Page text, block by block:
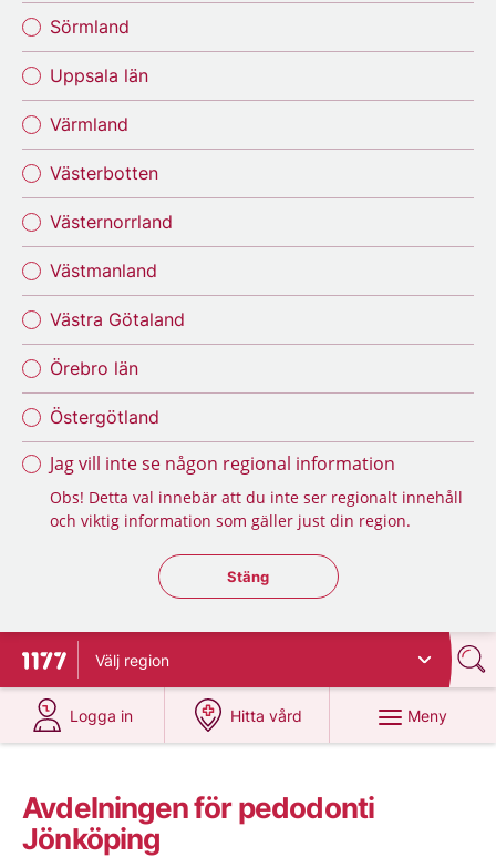
Sörmland
Uppsala län
Värmland
Västerbotten
Västernorrland
Västmanland
Västra Götaland
Örebro län
Östergötland
Jag vill inte se någon regional information
Obs! Detta val innebär att du inte ser regionalt innehåll
och viktig information som gäller just din region.
Stäng regionsväljaren
Stäng
Till startsidan för 1177
Välj region
Logga in
på 1177.se
Hitta vård
på 1177.se
Meny
Avdelningen för pedodonti
Jönköping